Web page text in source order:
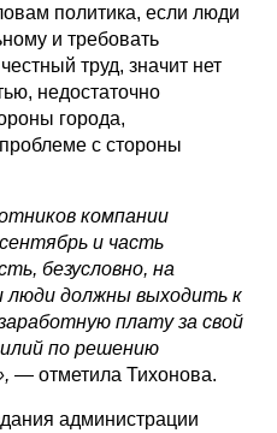
политика, если люди
и требовать
труд, значит нет
недостаточно
города,
с стороны
компании
и часть
безусловно, на
люди должны выходить к
плату за свой
по решению
—отметила Тихонова.
администрации